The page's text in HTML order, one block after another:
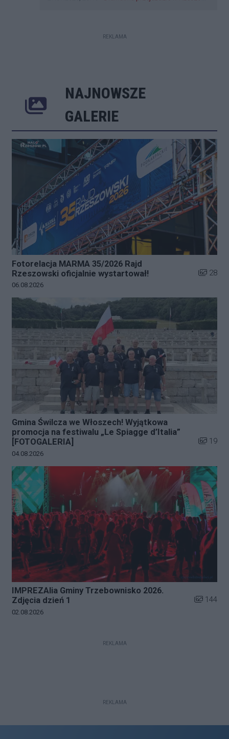
REKLAMA
NAJNOWSZE
GALERIE
Fotorelacja MARMA 35/2026 Rajd
Rzeszowski oficjalnie wystartował!
Liczba
28
Data dodania galerii:
06.08.2026
Gmina Świlcza we Włoszech! Wyjątkowa
promocja na festiwalu „Le Spiagge d’Italia”
[FOTOGALERIA]
Liczba
19
Data dodania galerii:
04.08.2026
IMPREZAlia Gminy Trzebownisko 2026.
Zdjęcia dzień 1
Liczba
144
Data dodania galerii:
02.08.2026
REKLAMA
REKLAMA